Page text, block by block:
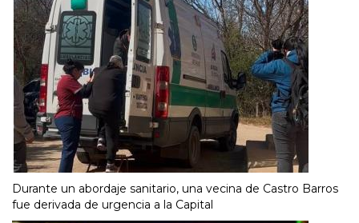
Durante un abordaje sanitario, una vecina de Castro Barros
fue derivada de urgencia a la Capital